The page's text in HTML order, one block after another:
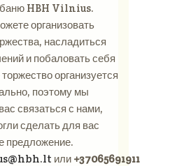
баню HBH Vilnius.
организовать
насладиться
и побаловать себя
организуется
поэтому мы
связаться с нами,
сделать для вас
предложение.
или +37065691911